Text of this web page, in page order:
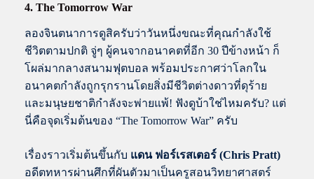
4. The Tomorrow War
ลองจินตนาการดูสิครับว่าวันหนึ่งขณะที่คุณกำลังใช้
ชีวิตตามปกติ จู่ๆ ผู้คนจากอนาคตที่อีก 30 ปีข้างหน้า ก็
โผล่มากลางสนามฟุตบอล พร้อมประกาศว่าโลกใน
อนาคตกำลังถูกรุกรานโดยสิ่งมีชีวิตต่างดาวที่ดุร้าย
และมนุษยชาติกำลังจะพ่ายแพ้! ฟังดูบ้าใช่ไหมครับ? แต่
นี่คือจุดเริ่มต้นของ “The Tomorrow War” ครับ
เรื่องราวเริ่มต้นขึ้นกับ แดน ฟอร์เรสเตอร์ (Chris Pratt)
อดีตทหารผ่านศึกที่ผันตัวมาเป็นครูสอนวิทยาศาสตร์